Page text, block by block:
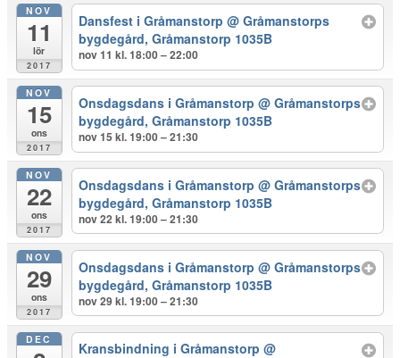
NOV
11
lör
2017
Dansfest i Gråmanstorp@ Gråmanstorps
bygdegård, Gråmanstorp 1035B
nov 11 kl. 18:00 – 22:00
NOV
15
ons
2017
Onsdagsdans i Gråmanstorp@ Gråmanstorps
bygdegård, Gråmanstorp 1035B
nov 15 kl. 19:00 – 21:30
NOV
22
ons
2017
Onsdagsdans i Gråmanstorp@ Gråmanstorps
bygdegård, Gråmanstorp 1035B
nov 22 kl. 19:00 – 21:30
NOV
29
ons
2017
Onsdagsdans i Gråmanstorp@ Gråmanstorps
bygdegård, Gråmanstorp 1035B
nov 29 kl. 19:00 – 21:30
DEC
Kransbindning i Gråmanstorp@